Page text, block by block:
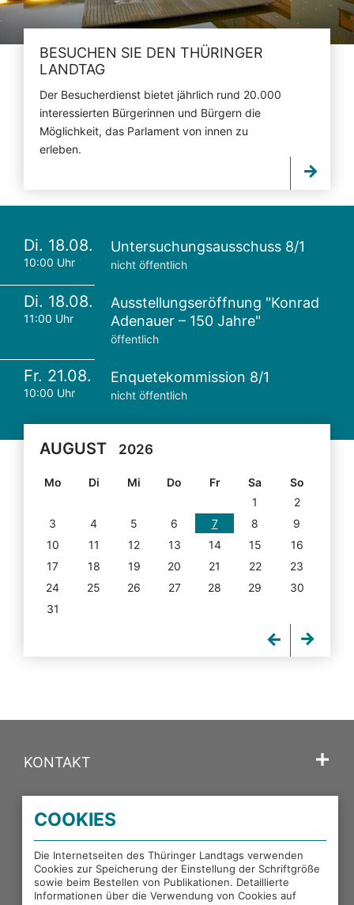
BESUCHEN SIE DEN THÜRINGER
LANDTAG
Der Besucherdienst bietet jährlich rund 20.000
interessierten Bürgerinnen und Bürgern die
Möglichkeit, das Parlament von innen zu
erleben.
Di. 18.08.
10:00 Uhr
Untersuchungsausschuss 8/1
nicht öffentlich
Di. 18.08.
11:00 Uhr
Ausstellungseröffnung "Konrad
Adenauer – 150 Jahre"
öffentlich
Fr. 21.08.
10:00 Uhr
Enquetekommission 8/1
nicht öffentlich
AUGUST 2026
Mo Di Mi Do Fr Sa
So
1
2
3
4 5 6 7 8
9
10
11 12 13 14 15
16
17
18 19 20 21 22
23
24
25 26 27 28 29
30
31
KONTAKT
PORTALE DES THÜRINGER LANDTAGS
EXTERNE LINKS
COOKIES
Die Internetseiten des Thüringer Landtags verwenden
Cookies zur Speicherung der Einstellung der Schriftgröße
sowie beim Bestellen von Publikationen. Detaillierte
Informationen über die Verwendung von Cookies auf